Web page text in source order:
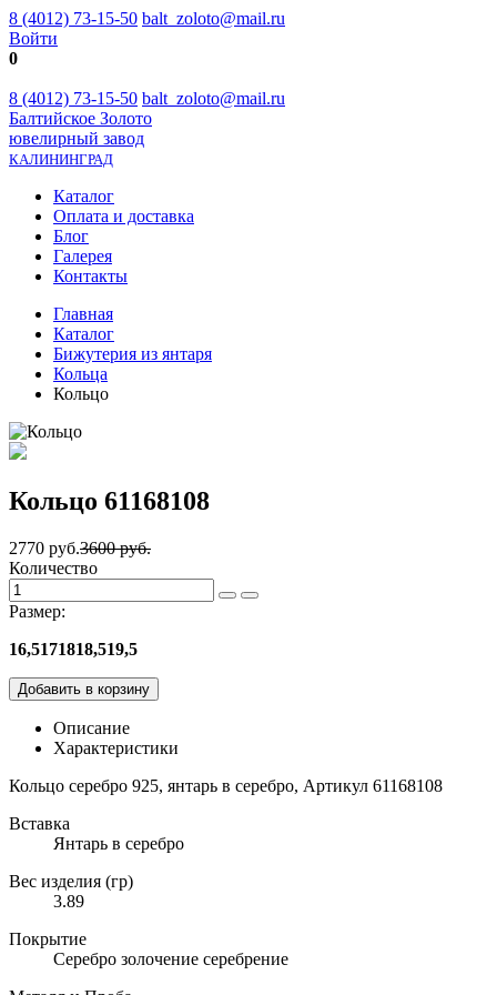
8 (4012) 73-15-50 balt_zoloto@mail.ru
Войти
0
8 (4012) 73-15-50 balt_zoloto@mail.ru
Балтийское Золото
ювелирный завод
КАЛИНИНГРАД
Каталог
Оплата и доставка
Блог
Галерея
Контакты
Главная
Каталог
Бижутерия из янтаря
Кольца
Кольцо
Кольцо 61168108
2770 руб.3600 руб.
Количество
Размер:
16,5171818,519,5
Добавить в корзину
Описание
Характеристики
Кольцо серебро 925, янтарь в серебро, Артикул 61168108
Вставка
Янтарь в серебро
Вес изделия (гр)
3.89
Покрытие
Серебро золочение серебрение